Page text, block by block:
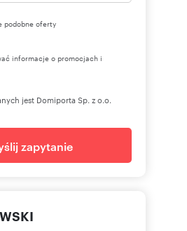
podobne oferty
informacje o promocjach i
jest Domiporta Sp. z o.o.
zapytanie